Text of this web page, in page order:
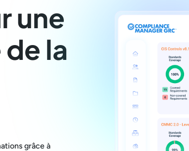
une
la
grâce à